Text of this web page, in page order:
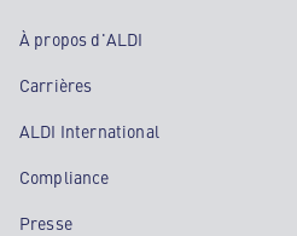
À propos d'ALDI
Carrières
ALDI International
Compliance
Presse